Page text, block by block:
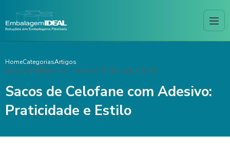
HomeCategoriasArtigos
Sacos de Celofane com Adesivo: Praticidade e Estilo
Sacos de Celofane com Adesivo:
Praticidade e Estilo